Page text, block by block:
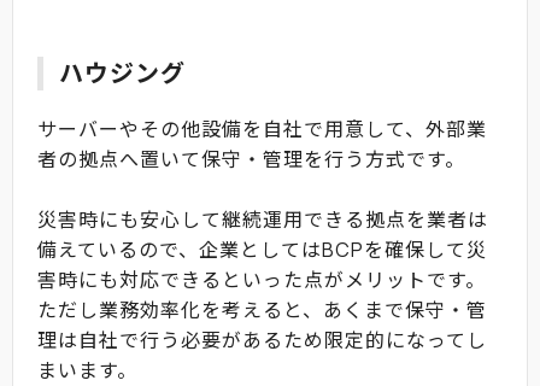
ハウジング
サーバーやその他設備を自社で用意して、外部業
者の拠点へ置いて保守・管理を行う方式です。
災害時にも安心して継続運用できる拠点を業者は
備えているので、企業としてはBCPを確保して災
害時にも対応できるといった点がメリットです。
ただし業務効率化を考えると、あくまで保守・管
理は自社で行う必要があるため限定的になってし
まいます。